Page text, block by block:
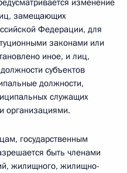
изменение
замещающих
Федерации, для
законами или
иное, и лиц,
субъектов
должности,
служащих
организациями.
государственным
быть членами
жилищного, жилищно-